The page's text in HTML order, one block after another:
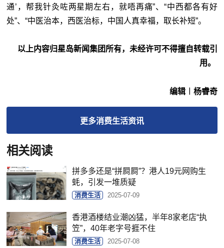
通’，帮我针灸咗两星期左右，就唔再痛”、“中西都各有好
处”、“中医治本，西医治标，中国人真幸福，取长补短”。
以上内容归星岛新闻集团所有，未经许可不得擅自转载引
用。
编辑︱杨睿奇
更多消费生活资讯
相关阅读
拼多多还是“拼屙屙”？港人19元网购生
蚝，引发一堆质疑
消费生活 2025-07-09
香港酒楼结业潮凶猛，半年8家老店“执
笠”，40年老字号捱不住
消费生活 2025-07-08